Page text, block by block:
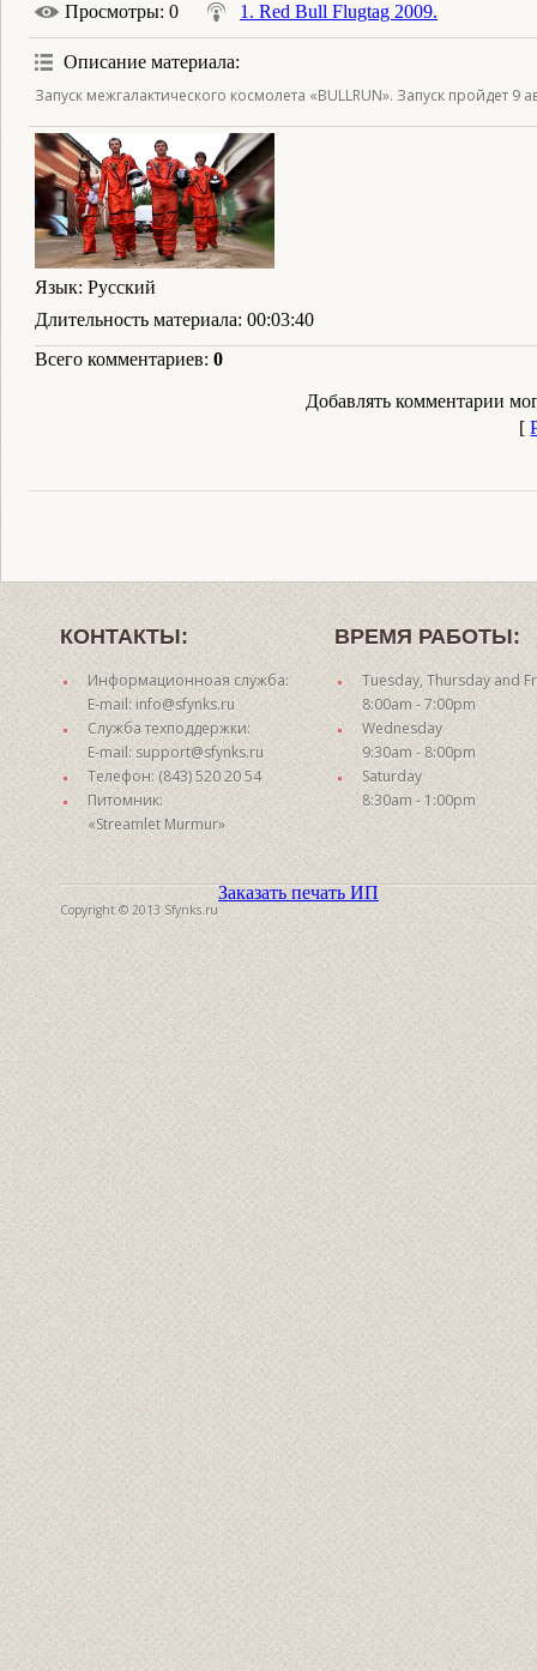
Просмотры: 0 1. Red Bull Flugtag 2009.
Описание материала:
Запуск межгалактического космолета «BULLRUN». Запуск пройдет
Язык: Русский
Длительность материала: 00:03:40
Всего комментариев: 0
Добавлять комментарии
[
КОНТАКТЫ:
Информационноая служба:
E-mail: info@sfynks.ru
Служба техподдержки:
E-mail: support@sfynks.ru
Телефон: (843) 520 20 54
Питомник:
«Streamlet Murmur»
ВРЕМЯ РАБОТЫ:
Tuesday, Thursday and
8:00am - 7:00pm
Wednesday
9:30am - 8:00pm
Saturday
8:30am - 1:00pm
Copyright © 2013 Sfynks.ru
Заказать печать ИП